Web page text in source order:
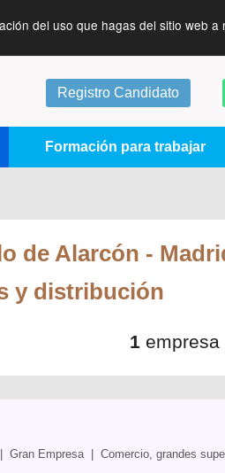
del uso que hagas del sitio web
Registro Candidato
Formación para trabajar
de Alarcón -
y distribución
1 empresa
Gran Empresa | Comercio, grandes